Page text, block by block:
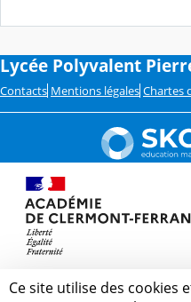
Lycée Polyvalent
Contacts Mentions légales Chartes
Ce site utilise des cookies